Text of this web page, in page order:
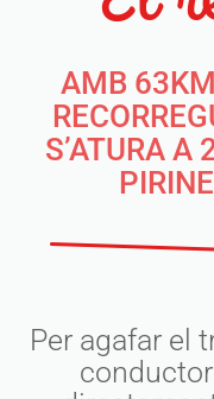
AMB
S’ATURA A
Per agafar el